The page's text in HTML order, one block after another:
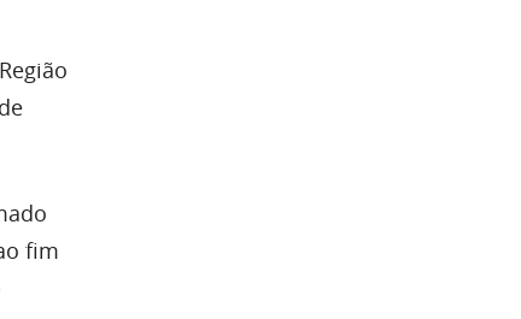
fim